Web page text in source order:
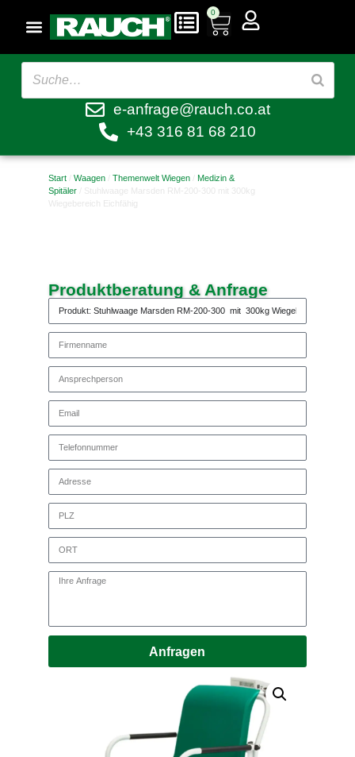
0
e-anfrage@rauch.co.at
+43 316 81 68 210
Start/ Waagen/ Themenwelt Wiegen/ Medizin &
Spitäler/ Stuhlwaage Marsden RM-200-300 mit 300kg
Wiegebereich Eichfähig
Produktberatung & Anfrage
Anfragen